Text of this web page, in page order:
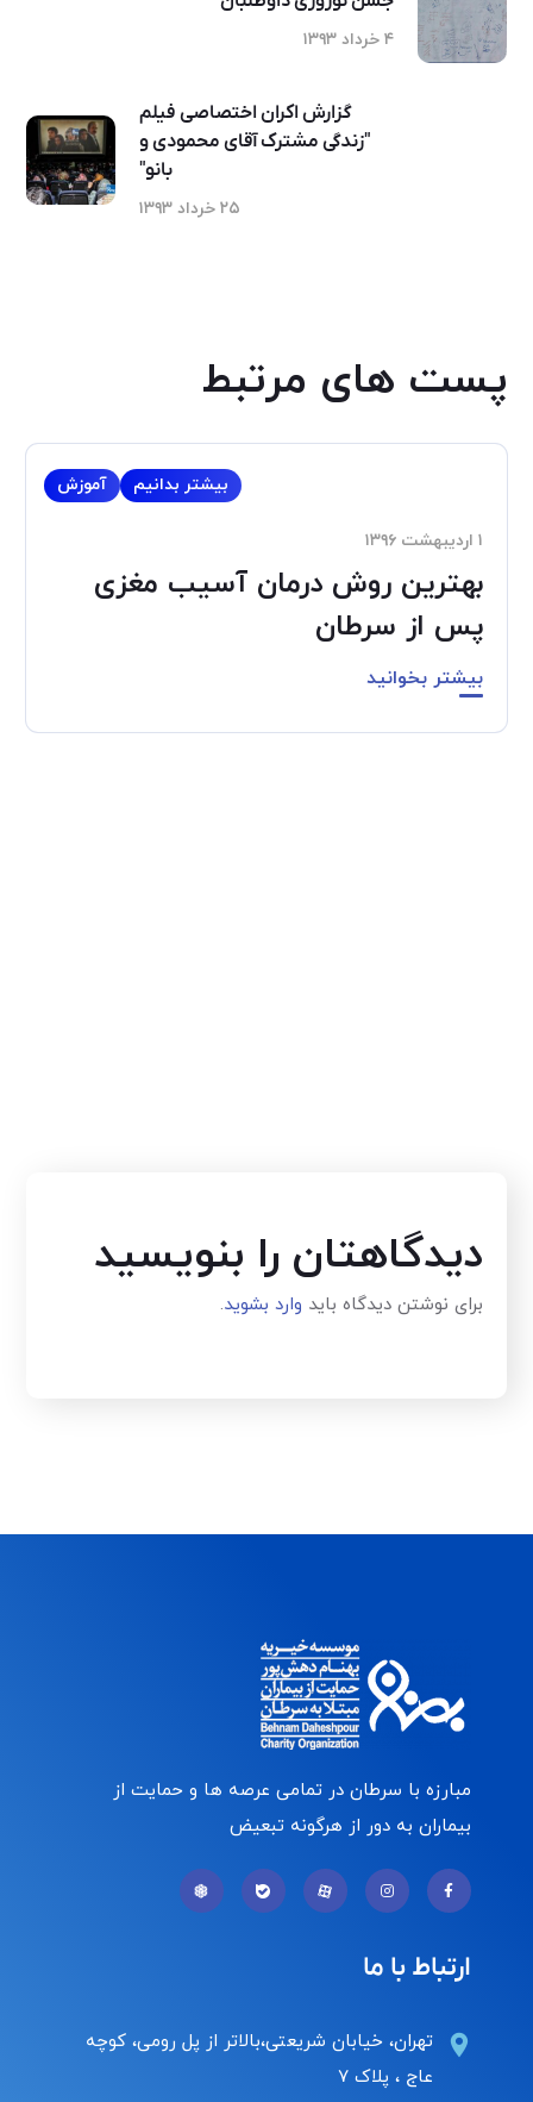
۴ خرداد ۱۳۹۳
گزارش اکران اختصاصی فیلم
"زندگی مشترک آقای محمودی و
بانو"
۲۵ خرداد ۱۳۹۳
پست های مرتبط
آموزش بیشتر بدانیم
۱ اردیبهشت ۱۳۹۶
بهترین روش درمان آسیب مغزی
پس از سرطان
بیشتر بخوانید
دیدگاهتان را بنویسید
برای نوشتن دیدگاه باید وارد بشوید.
مبارزه با سرطان در تمامی عرصه ها و حمایت از
بیماران به دور از هرگونه تبعیض
ارتباط با ما
تهران، خیابان شریعتی،بالاتر از پل رومی، کوچه
عاج ، پلاک ۷